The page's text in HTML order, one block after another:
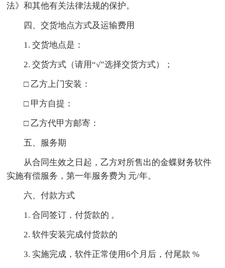
法》和其他有关法律法规的保护。
四、交货地点方式及运输费用
1. 交货地点是：
2. 交货方式（请用“√”选择交货方式）；
□ 乙方上门安装：
□ 甲方自提：
□ 乙方代甲方邮寄：
五、服务期
从合同生效之日起，乙方对所售出的金蝶财务软件
实施有偿服务，第一年服务费为 元/年。
六、付款方式
1. 合同签订，付货款的 。
2. 软件安装完成付货款的
3. 实施完成，软件正常使用6个月后，付尾款 %